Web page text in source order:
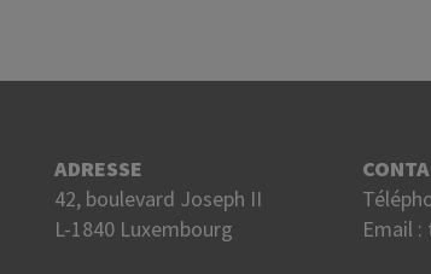
ADRESSE
42, boulevard Joseph II
L-1840 Luxembourg
Email :